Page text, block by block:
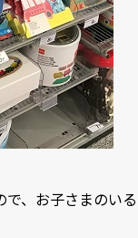
、お子さまのいる